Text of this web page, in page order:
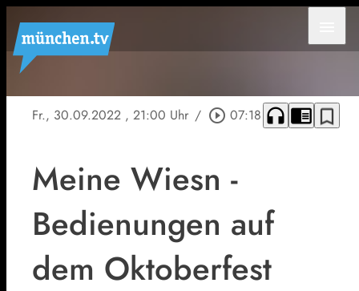
Fr., 30.09.2022 , 21:00 Uhr / play_circle_outline 07:18 headphones chrome_reader_mode bookmark_border
Meine Wiesn -
Bedienungen auf
dem Oktoberfest